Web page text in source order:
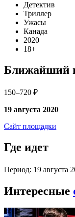
Детектив
Триллер
Ужасы
Канада
2020
18+
Ближайший
150–720 ₽
19 августа 2020
Сайт площадки
Где идет
Период: 19 августа
Интересные